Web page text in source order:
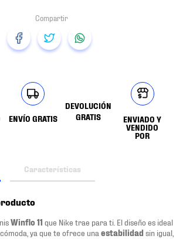
ENVÍO GRATIS
DEVOLUCIÓN
GRATIS
ENVIADO Y
VENDIDO
POR
Características
Winflo 11 que Nike trae para ti. El diseño es ideal
ya que te ofrece una estabilidad sin igual,